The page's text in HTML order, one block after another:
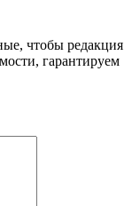
чтобы редакция
гарантируем